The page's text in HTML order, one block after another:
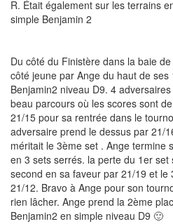
R. Était également sur les terrains
simple Benjamin 2
Du côté du Finistère dans la baie
côté jeune par Ange du haut de
Benjamin2 niveau D9. 4
beau parcours où les scores sont
21/15 pour sa rentrée dans le
adversaire prend le dessus par 21/
méritait le 3ème set . Ange termine
en 3 sets serrés. la perte du 1er
second en sa faveur par 21/19 et
21/12. Bravo à Ange pour son
rien lâcher. Ange prend la 2ème
Benjamin2 en simple niveau D9 🙂